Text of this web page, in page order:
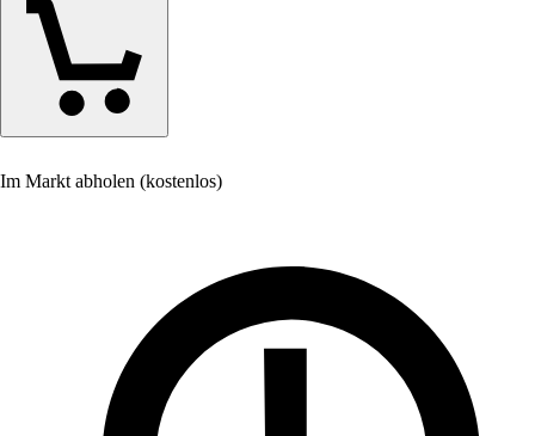
Im Markt abholen (kostenlos)